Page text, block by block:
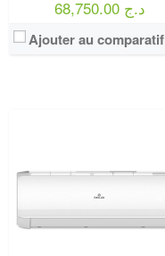
68,750.00 د.ج
Ajouter au comparatif